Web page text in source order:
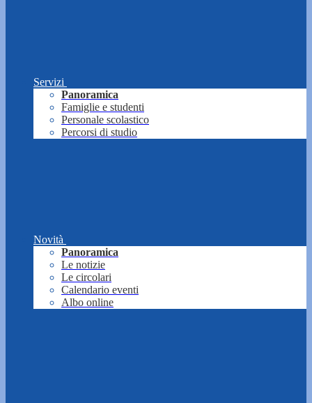
Servizi
Panoramica
Famiglie e studenti
Personale scolastico
Percorsi di studio
Novità
Panoramica
Le notizie
Le circolari
Calendario eventi
Albo online